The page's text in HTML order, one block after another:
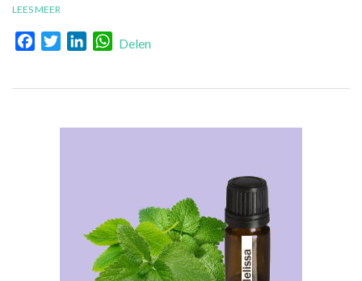
LEES MEER
FacebookTwitterLinkedInWhatsApp
Delen